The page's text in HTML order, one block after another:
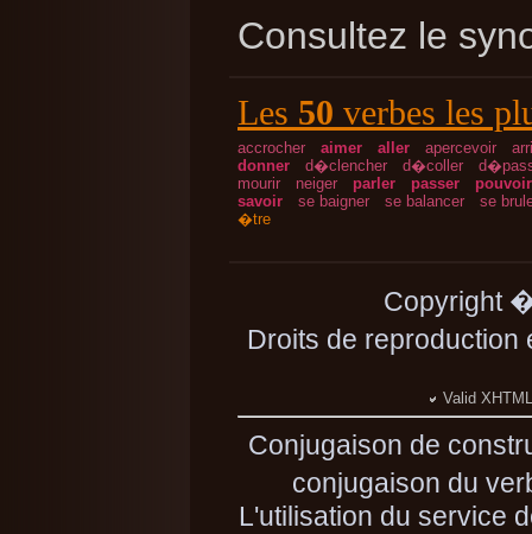
Consultez le
Les 50 verbes les
accrocher aimer aller apercevoir
donner
d�clencher d�coller
mourir
neiger parler passer
pouvoir
savoir
se baigner se balancer
se
�tre
Copyright
Droits de
Valid
Conjugaison de
conjugaison du
L'utilisation du service